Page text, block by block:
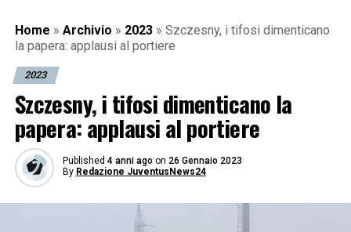
Home » Archivio » 2023 » Szczesny, i tifosi dimenticano
la papera: applausi al portiere
2023
Szczesny, i tifosi dimenticano la
papera: applausi al portiere
Published 4 anni ago on 26 Gennaio 2023
By Redazione JuventusNews24